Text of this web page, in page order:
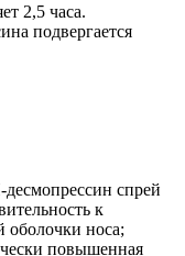
2,5 часа.
подвергается
спрей
к
оболочки носа;
повышенная